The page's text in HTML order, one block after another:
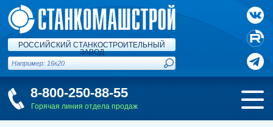
РОССИЙСКИЙ СТАНКОСТРОИТЕЛЬНЫЙ
ЗАВОД
8-800-250-88-55
Горячая линия отдела продаж